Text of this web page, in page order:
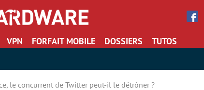
VPN FORFAIT MOBILE DOSSIERS TUTOS
le concurrent de Twitter peut-il le détrôner ?